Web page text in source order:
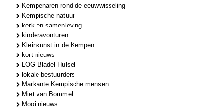
Kempenaren rond de eeuwwisseling
Kempische natuur
kerk en samenleving
kinderavonturen
Kleinkunst in de Kempen
kort nieuws
LOG Bladel-Hulsel
lokale bestuurders
Markante Kempische mensen
Miet van Bommel
Mooi nieuws